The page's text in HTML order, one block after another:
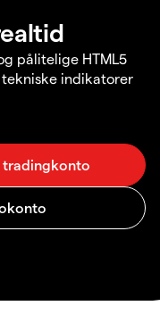
pålitelige HTML5
indikatorer